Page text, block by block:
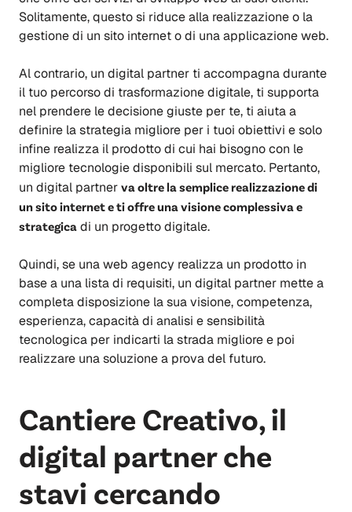
Solitamente, questo si riduce alla realizzazione o la
gestione di un sito internet o di una applicazione web.
Al contrario, un digital partner ti accompagna durante
il tuo percorso di trasformazione digitale, ti supporta
nel prendere le decisione giuste per te, ti aiuta a
definire la strategia migliore per i tuoi obiettivi e solo
infine realizza il prodotto di cui hai bisogno con le
migliore tecnologie disponibili sul mercato. Pertanto,
un digital partner va oltre la semplice realizzazione di
un sito internet e ti offre una visione complessiva e
strategica di un progetto digitale.
Quindi, se una web agency realizza un prodotto in
base a una lista di requisiti, un digital partner mette a
completa disposizione la sua visione, competenza,
esperienza, capacità di analisi e sensibilità
tecnologica per indicarti la strada migliore e poi
realizzare una soluzione a prova del futuro.
Cantiere Creativo, il
digital partner che
stavi cercando